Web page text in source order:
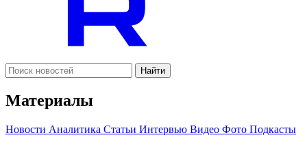
Найти
Материалы
Новости Аналитика Статьи Интервью Видео Фото Подкасты